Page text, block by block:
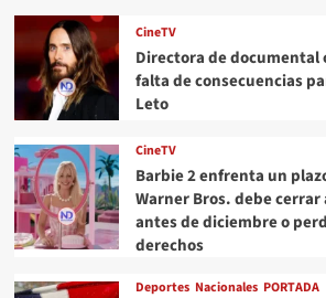
CineTV
Directora de documental
falta de consecuencias
Leto
CineTV
Barbie 2 enfrenta un
Warner Bros. debe cerrar
antes de diciembre o
derechos
Deportes Nacionales PORTADA